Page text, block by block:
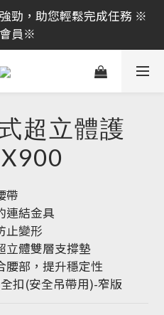
即享免運費，工具補貨
逛活動商品
勁，助您輕鬆完成任務 ※
員※
即享免運費，工具補貨
逛活動商品
超立體護
帶
連結金具
止變形
立體雙層支撐墊
腰部，提升穩定性
扣(安全吊帶用)-窄版